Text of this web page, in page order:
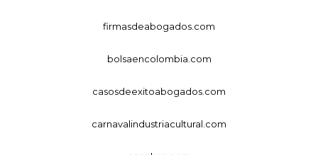
firmasdeabogados.com
bolsaencolombia.com
casosdeexitoabogados.com
carnavalindustriacultural.com